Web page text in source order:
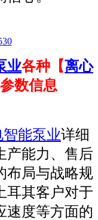
业各种【离心
数信息
智能泵业详细
产能力、售后
布局与战略规
耳其客户对于
速度等方面的